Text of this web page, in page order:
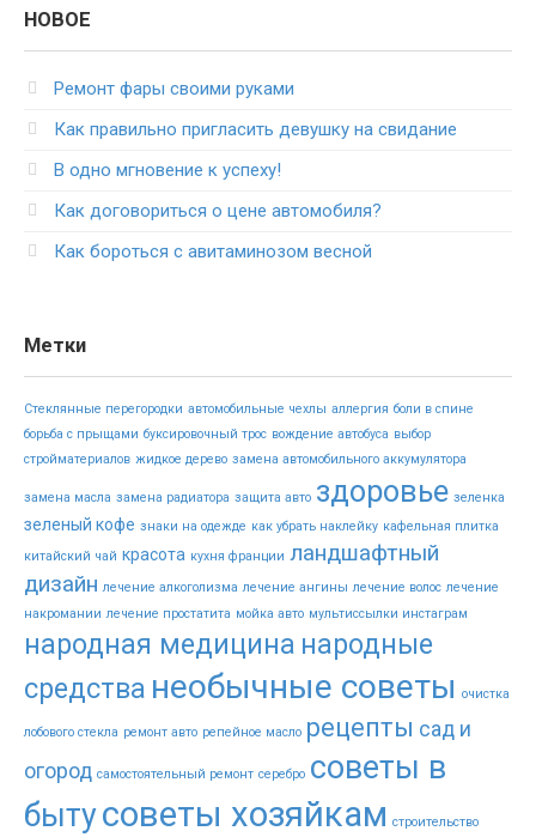
НОВОЕ
Ремонт фары своими руками
Как правильно пригласить девушку на свидание
В одно мгновение к успеху!
Как договориться о цене автомобиля?
Как бороться с авитаминозом весной
Метки
Стеклянные перегородки автомобильные чехлы аллергия боли в спине
борьба с прыщами буксировочный трос вождение автобуса выбор
стройматериалов жидкое дерево замена автомобильного аккумулятора
замена масла замена радиатора защита авто здоровье зеленка
зеленый кофе знаки на одежде как убрать наклейку кафельная плитка
китайский чай красота кухня франции ландшафтный
дизайн лечение алкоголизма лечение ангины лечение волос лечение
накромании лечение простатита мойка авто мультиссылки инстаграм
народная медицина народные
средства необычные советы очистка
лобового стекла ремонт авто репейное масло рецепты сад и
огород самостоятельный ремонт серебро советы в
бытусоветы хозяйкам строительство